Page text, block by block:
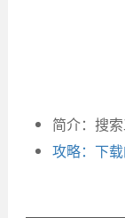
简介：搜
攻略：下载